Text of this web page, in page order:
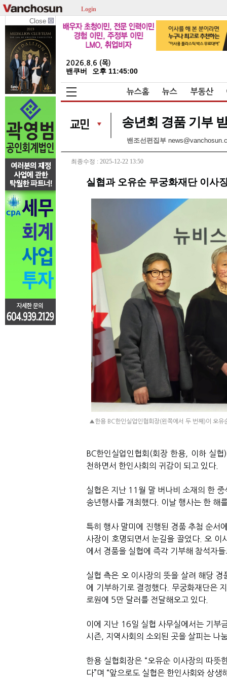
Login
Close
2026.8.6 (목)
밴쿠버 오후 11:45:00
뉴스홈 뉴스 부동산
송년회 경품 기부 받
밴조선편집부
최종수정 : 2025-12-22 13:50
실협과 오유순 무궁화재단 이사
▲한용 BC한인실업인협회장(왼쪽에서 두 번째)이 오유
BC한인실업인협회 (회장 한용 이하 실협)
천하면서 한인사회의 귀감이 되고 있다.
실협은 지난 11 월 말 버나비 소재의 한
송년행사를 개최했다. 이날 행사는 한 해
특히 행사 말미에 진행된 경품 추첨 순서
사장이 호명되면서 눈길을 끌었다.
오 이
에서 경품을 실협에 즉각 기부해 참석자
실협 측은 오 이사장의 뜻을 살려 해당 경
에 기부하기로 결정했다. 무궁화재단은
로원에 5만 달러를 전달해오고 있다.
이에 지난 16일 실협 사무실에서는 기부
시즌
지역사회의 소외된 곳을 살피는 나
한용 실협회장은 “오유순 이사장의 따뜻
다”며 “앞으로도 실협은 한인사회와 상생